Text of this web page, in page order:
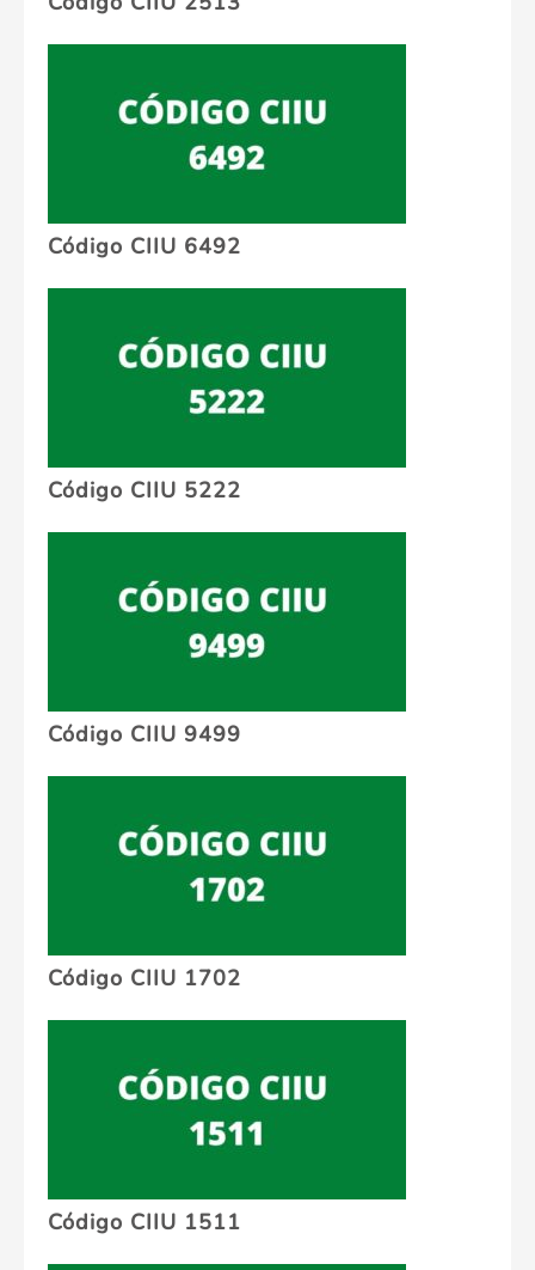
Código CIIU 6492
Código CIIU 5222
Código CIIU 9499
Código CIIU 1702
Código CIIU 1511